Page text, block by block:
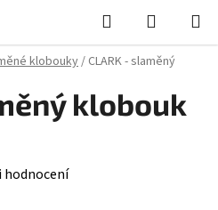
Hledat
KOŠÍK
klobouky/ CLARK - slaměný
klobouk